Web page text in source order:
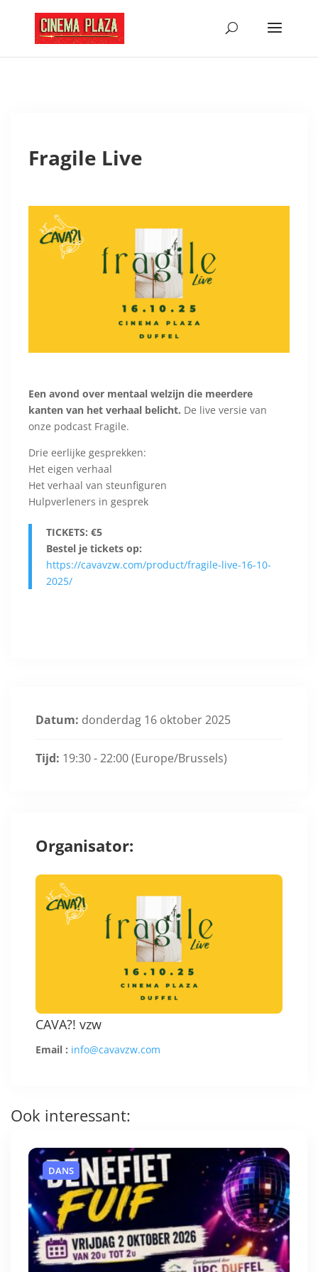
Fragile Live
Een avond over mentaal welzijn die meerdere
kanten van het verhaal belicht. De live versie van
onze podcast Fragile.
Drie eerlijke gesprekken:
Het eigen verhaal
Het verhaal van steunfiguren
Hulpverleners in gesprek
TICKETS: €5
Bestel je tickets op:
https://cavavzw.com/product/fragile-live-16-10-
2025/
Datum: donderdag 16 oktober 2025
Tijd: 19:30 - 22:00(Europe/Brussels)
Organisator:
CAVA?! vzw
Email : info@cavavzw.com
Ook interessant:
DANS